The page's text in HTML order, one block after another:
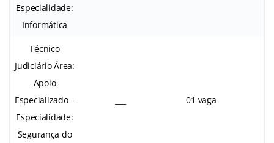
Especialidade:
Informática
Técnico
Judiciário Área:
Apoio
Especializado –
Especialidade:
Segurança do
01 vaga